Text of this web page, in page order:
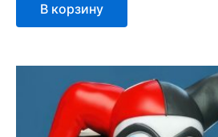
В корзину